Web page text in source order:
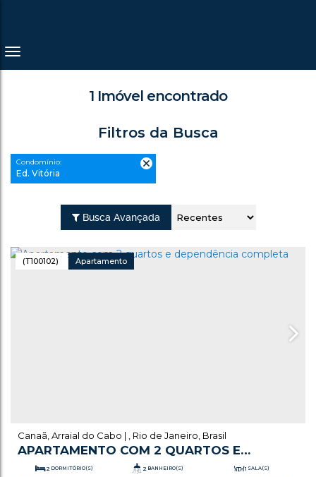
1 Imóvel encontrado
Filtros da Busca
Condomínio:
Ed. Vitória
Busca Avançada
(T100102) Apartamento
APARTAMENTO COM 2 QUARTOS E
DEPENDÊNCIA COMPLETA
Canaã Arraial do Cabo Rio de Janeiro Brasil
2 DORMITÓRIO(S) 2 BANHEIRO(S) 1 SALA(S)